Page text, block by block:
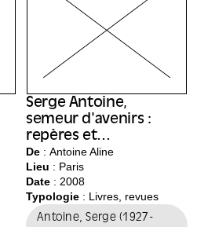
Serge Antoine,
semeur d'avenirs :
repères et
engagements
De: Antoine Aline
Lieu : Paris
Date: 2008
Typologie: Livres, revues
Antoine, Serge (1927-